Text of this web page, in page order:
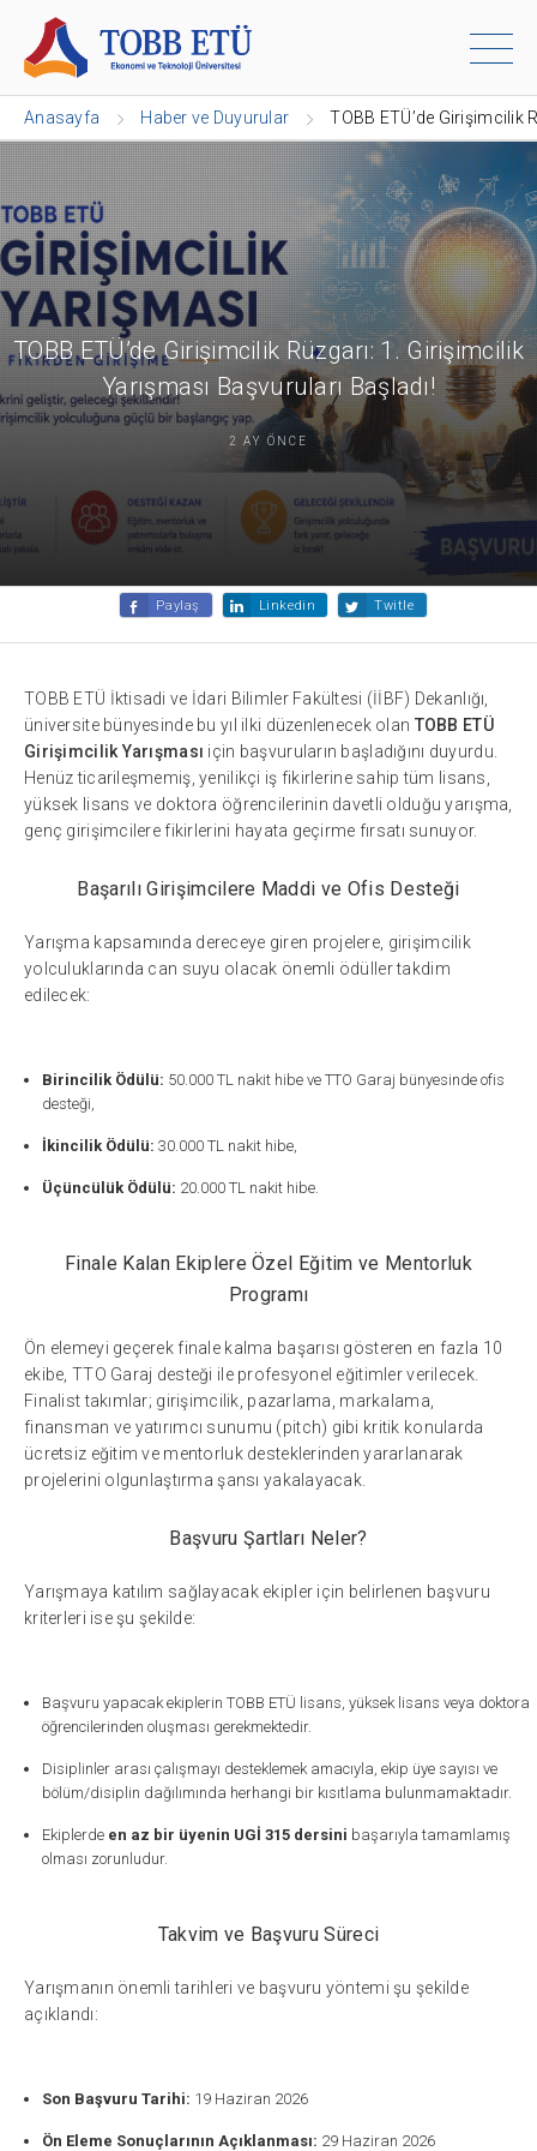
Anasayfa Haber ve Duyurular TOBB ETÜ’de Girişimcilik
TOBB ETÜ’de Girişimcilik Rüzgarı: 1. Girişimcilik
Yarışması Başvuruları Başladı!
2 AY ÖNCE
Paylaş Linkedin Twitle
TOBB ETÜ İktisadi ve İdari Bilimler Fakültesi (İİBF) Dekanlığı,
üniversite bünyesinde bu yıl ilki düzenlenecek olan TOBB ETÜ
Girişimcilik Yarışması için başvuruların başladığını duyurdu.
Henüz ticarileşmemiş, yenilikçi iş fikirlerine sahip tüm lisans,
yüksek lisans ve doktora öğrencilerinin davetli olduğu yarışma,
genç girişimcilere fikirlerini hayata geçirme fırsatı sunuyor.
Başarılı Girişimcilere Maddi ve Ofis Desteği
Yarışma kapsamında dereceye giren projelere, girişimcilik
yolculuklarında can suyu olacak önemli ödüller takdim
edilecek:
Birincilik Ödülü: 50.000 TL nakit hibe ve TTO Garaj bünyesinde ofis
desteği,
İkincilik Ödülü: 30.000 TL nakit hibe,
Üçüncülük Ödülü: 20.000 TL nakit hibe.
Finale Kalan Ekiplere Özel Eğitim ve Mentorluk
Programı
Ön elemeyi geçerek finale kalma başarısı gösteren en fazla 10
ekibe, TTO Garaj desteği ile profesyonel eğitimler verilecek.
Finalist takımlar; girişimcilik, pazarlama, markalama,
finansman ve yatırımcı sunumu (pitch) gibi kritik konularda
ücretsiz eğitim ve mentorluk desteklerinden yararlanarak
projelerini olgunlaştırma şansı yakalayacak.
Başvuru Şartları Neler?
Yarışmaya katılım sağlayacak ekipler için belirlenen başvuru
kriterleri ise şu şekilde:
Başvuru yapacak ekiplerin TOBB ETÜ lisans, yüksek lisans veya doktora
öğrencilerinden oluşması gerekmektedir.
Disiplinler arası çalışmayı desteklemek amacıyla, ekip üye sayısı ve
bölüm/disiplin dağılımında herhangi bir kısıtlama bulunmamaktadır.
Ekiplerde en az bir üyenin UGİ 315 dersini başarıyla tamamlamış
olması zorunludur.
Takvim ve Başvuru Süreci
Yarışmanın önemli tarihleri ve başvuru yöntemi şu şekilde
açıklandı:
Son Başvuru Tarihi: 19 Haziran 2026
Ön Eleme Sonuçlarının Açıklanması: 29 Haziran 2026